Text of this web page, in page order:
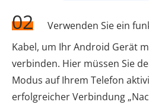
02
Verwenden Sie ein
Kabel, um Ihr Android Gerät
verbinden. Hier müssen Sie
Modus auf Ihrem Telefon
erfolgreicher Verbindung